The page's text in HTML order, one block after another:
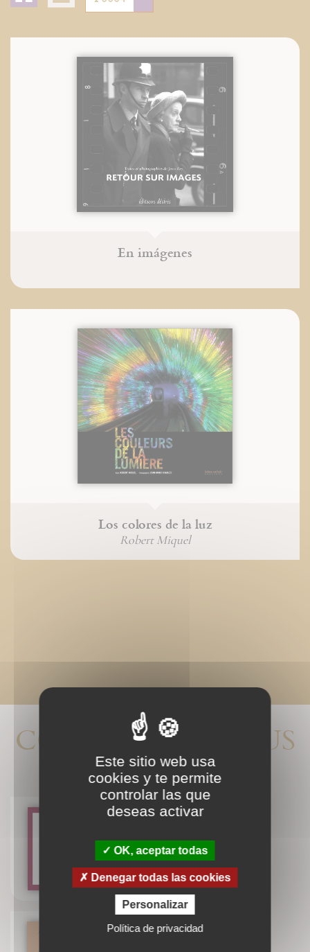
En imágenes
Los colores de la luz
Robert Miquel
CONNAISSEZ-VOUS
AUSSI ?
Reliques et reliquaires
Este sitio web usa
cookies y te permite
controlar las que
deseas activar
OK, aceptar todas
Denegar todas las cookies
Personalizar
Política de privacidad